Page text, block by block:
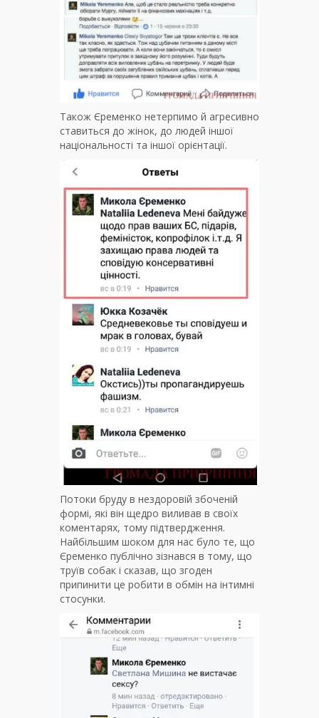
Також Єременко нетерпимо й агресивно
ставиться до жінок, до людей іншої
національності та іншої орієнтації.
Потоки бруду в нездоровій збоченій
формі, які він щедро виливав в своїх
коментарях, тому підтвердження.
Найбільшим шоком для нас було те, що
Єременко публічно зізнався в тому, що
труїв собак і сказав, що згоден
припинити це робити в обмін на інтимні
стосунки.